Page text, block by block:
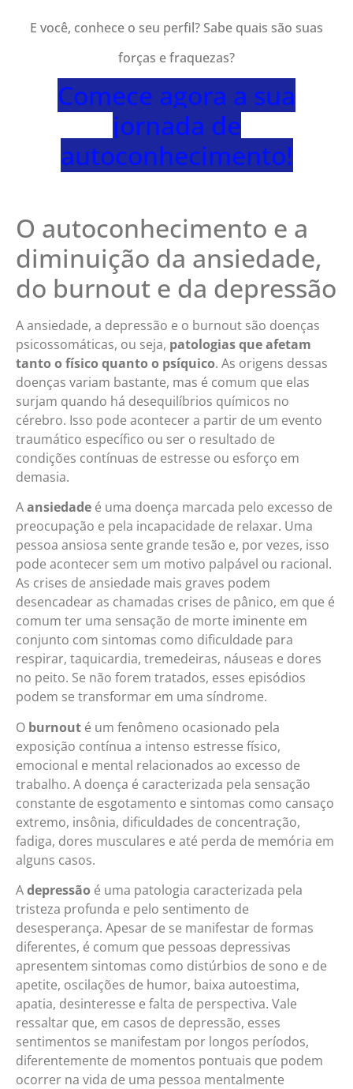
E você, conhece o seu perfil? Sabe quais são suas
forças e fraquezas?
Comece agora a sua
jornada de
autoconhecimento!
O autoconhecimento e a
diminuição da ansiedade,
do burnout e da depressão
A ansiedade, a depressão e o burnout são doenças
psicossomáticas, ou seja, patologias que afetam
tanto o físico quanto o psíquico. As origens dessas
doenças variam bastante, mas é comum que elas
surjam quando há desequilíbrios químicos no
cérebro. Isso pode acontecer a partir de um evento
traumático específico ou ser o resultado de
condições contínuas de estresse ou esforço em
demasia.
Aansiedade é uma doença marcada pelo excesso de
preocupação e pela incapacidade de relaxar. Uma
pessoa ansiosa sente grande tesão e, por vezes, isso
pode acontecer sem um motivo palpável ou racional.
As crises de ansiedade mais graves podem
desencadear as chamadas crises de pânico, em que é
comum ter uma sensação de morte iminente em
conjunto com sintomas como dificuldade para
respirar, taquicardia, tremedeiras, náuseas e dores
no peito. Se não forem tratados, esses episódios
podem se transformar em uma síndrome.
O burnout é um fenômeno ocasionado pela
exposição contínua a intenso estresse físico,
emocional e mental relacionados ao excesso de
trabalho. A doença é caracterizada pela sensação
constante de esgotamento e sintomas como cansaço
extremo, insônia, dificuldades de concentração,
fadiga, dores musculares e até perda de memória em
alguns casos.
Adepressão é uma patologia caracterizada pela
tristeza profunda e pelo sentimento de
desesperança. Apesar de se manifestar de formas
diferentes, é comum que pessoas depressivas
apresentem sintomas como distúrbios de sono e de
apetite, oscilações de humor, baixa autoestima,
apatia, desinteresse e falta de perspectiva. Vale
ressaltar que, em casos de depressão, esses
sentimentos se manifestam por longos períodos,
diferentemente de momentos pontuais que podem
ocorrer na vida de uma pessoa mentalmente